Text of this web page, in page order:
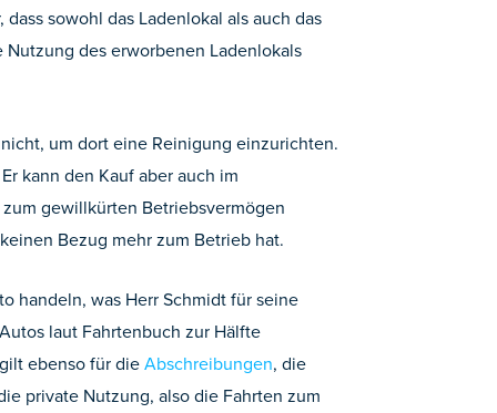
sowohl das Ladenlokal als auch das
des erworbenen Ladenlokals
um dort eine Reinigung einzurichten.
kann den Kauf aber auch im
gewillkürten Betriebsvermögen
Bezug mehr zum Betrieb hat.
handeln, was Herr Schmidt für seine
laut Fahrtenbuch zur Hälfte
ebenso für dieAbschreibungen, die
private Nutzung, also die Fahrten zum